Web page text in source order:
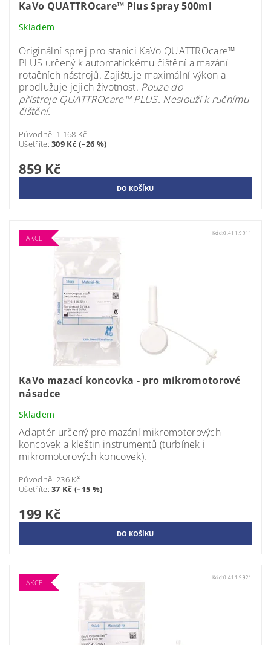
KaVo QUATTROcare™ Plus Spray 500ml
Skladem
Originální sprej pro stanici KaVo QUATTROcare™
PLUS určený k automatickému čištění a mazání
rotačních nástrojů. Zajišťuje maximální výkon a
prodlužuje jejich životnost. Pouze do
přístroje QUATTROcare™ PLUS. Neslouží k ručnímu
čištění.
Původně: 1 168 Kč
Ušetříte:309 Kč (–26 %)
859 Kč
AKCE
Kód:0.411.9911
KaVo mazací koncovka - pro mikromotorové
násadce
Skladem
Adaptér určený pro mazání mikromotorových
koncovek a kleštin instrumentů (turbínek i
mikromotorových koncovek).
Původně: 236 Kč
Ušetříte:37 Kč (–15 %)
199 Kč
AKCE
Kód:0.411.9921